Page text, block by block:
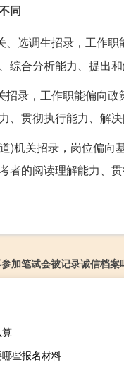
同
、选调生招录，工作
综合分析能力、提出
招录，工作职能偏向
、贯彻执行能力、解
)机关招录，岗位偏向
者的阅读理解能力、
加笔试会被记录诚信档案
些报名材料